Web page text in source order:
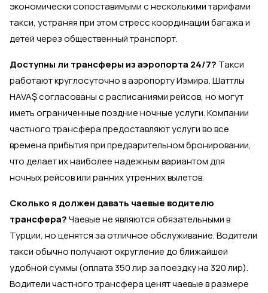
экономически сопоставимыми с несколькими тарифами
такси, устраняя при этом стресс координации багажа и
детей через общественный транспорт.
Доступны ли трансферы из аэропорта 24/7? Такси
работают круглосуточно в аэропорту Измира. Шаттлы
HAVAŞ согласованы с расписаниями рейсов, но могут
иметь ограниченные поздние ночные услуги. Компании
частного трансфера предоставляют услуги во все
времена прибытия при предварительном бронировании,
что делает их наиболее надежным вариантом для
ночных рейсов или ранних утренних вылетов.
Сколько я должен давать чаевые водителю
трансфера?Чаевые не являются обязательными в
Турции, но ценятся за отличное обслуживание. Водители
такси обычно получают округление до ближайшей
удобной суммы (оплата 350 лир за поездку на 320 лир).
Водители частного трансфера ценят чаевые в размере